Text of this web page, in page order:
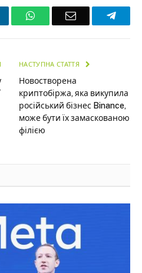
WhatsAppEmail
НАСТУПНА СТАТТЯ
Новостворена
криптобіржа, яка викупила
російський бізнес Binance,
може бути їх замаскованою
філією